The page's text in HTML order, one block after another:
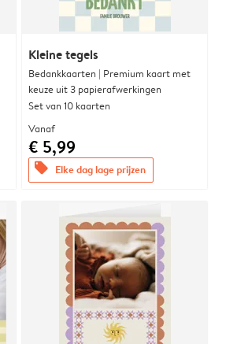
Kleine tegels
Bedankkaarten | Premium kaart met
keuze uit 3 papierafwerkingen
Set van 10 kaarten
Vanaf
€ 5,99
offers Elke dag lage prijzen